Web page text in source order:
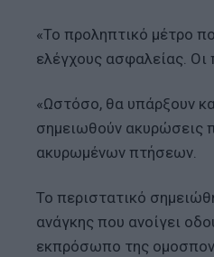
«Το προληπτικό μέτρο
ελέγχους ασφαλείας. Οι
«Ωστόσο, θα υπάρξουν
σημειωθούν ακυρώσεις
ακυρωμένων πτήσεων.
Το περιστατικό
ανάγκης που ανοίγει
εκπρόσωπο της